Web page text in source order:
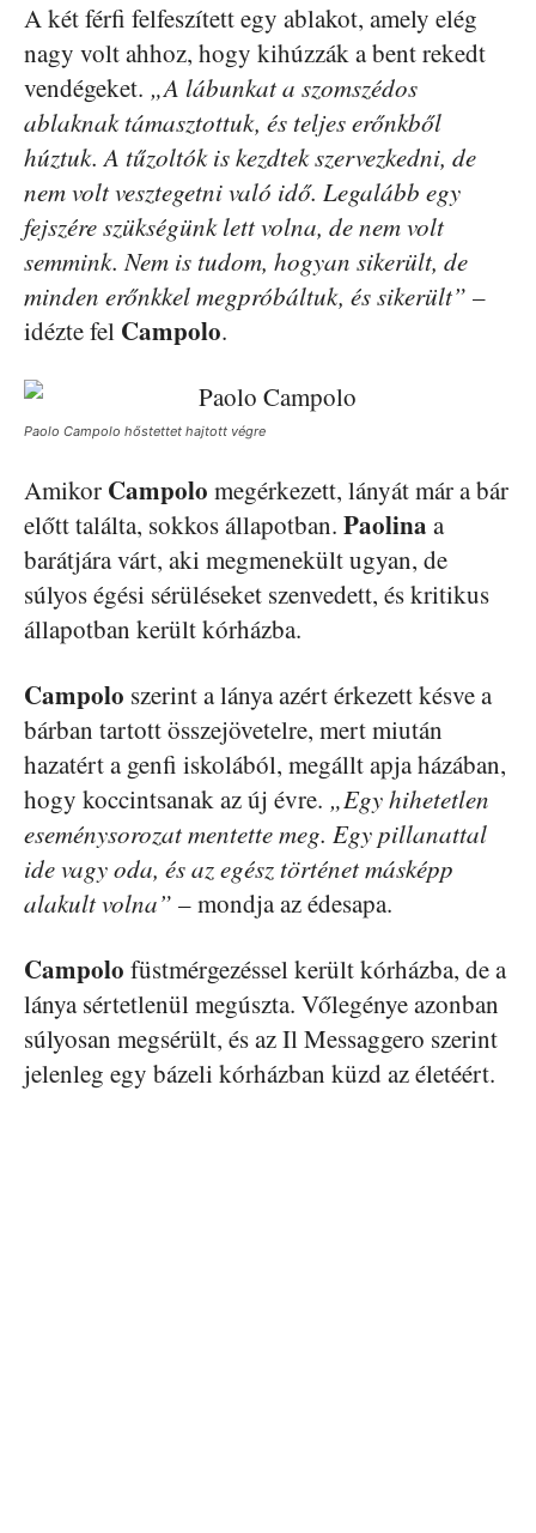
A két férfi felfeszített egy ablakot, amely elég
nagy volt ahhoz, hogy kihúzzák a bent rekedt
vendégeket. „A lábunkat a szomszédos
ablaknak támasztottuk, és teljes erőnkből
húztuk. A tűzoltók is kezdtek szervezkedni, de
nem volt vesztegetni való idő. Legalább egy
fejszére szükségünk lett volna, de nem volt
semmink. Nem is tudom, hogyan sikerült, de
minden erőnkkel megpróbáltuk, és sikerült” –
idézte fel Campolo.
Paolo Campolo hőstettet hajtott végre
Amikor Campolo megérkezett, lányát már a bár
előtt találta, sokkos állapotban. Paolina a
barátjára várt, aki megmenekült ugyan, de
súlyos égési sérüléseket szenvedett, és kritikus
állapotban került kórházba.
Campolo szerint a lánya azért érkezett késve a
bárban tartott összejövetelre, mert miután
hazatért a genfi iskolából, megállt apja házában,
hogy koccintsanak az új évre. „Egy hihetetlen
eseménysorozat mentette meg. Egy pillanattal
ide vagy oda, és az egész történet másképp
alakult volna” – mondja az édesapa.
Campolo füstmérgezéssel került kórházba, de a
lánya sértetlenül megúszta. Vőlegénye azonban
súlyosan megsérült, és az Il Messaggero szerint
jelenleg egy bázeli kórházban küzd az életéért.